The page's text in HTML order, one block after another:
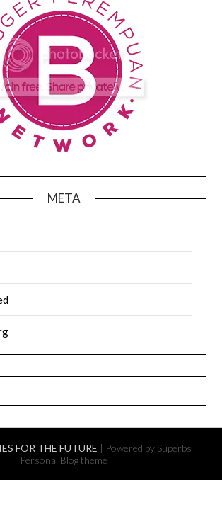
META
FOR THE FUTURE | Powered by Superbs
Personal Blog theme